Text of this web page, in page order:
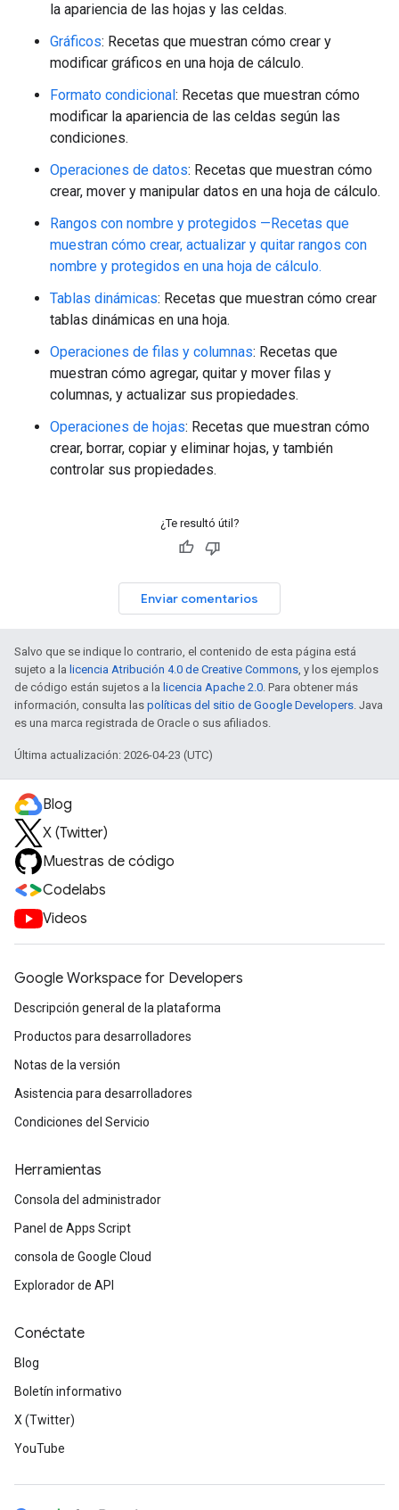
la apariencia de las hojas y las celdas.
Gráficos: Recetas que muestran cómo crear y
modificar gráficos en una hoja de cálculo.
Formato condicional: Recetas que muestran cómo
modificar la apariencia de las celdas según las
condiciones.
Operaciones de datos: Recetas que muestran cómo
crear, mover y manipular datos en una hoja de cálculo.
Rangos con nombre y protegidos —Recetas que
muestran cómo crear, actualizar y quitar rangos con
nombre y protegidos en una hoja de cálculo.
Tablas dinámicas: Recetas que muestran cómo crear
tablas dinámicas en una hoja.
Operaciones de filas y columnas: Recetas que
muestran cómo agregar, quitar y mover filas y
columnas, y actualizar sus propiedades.
Operaciones de hojas: Recetas que muestran cómo
crear, borrar, copiar y eliminar hojas, y también
controlar sus propiedades.
¿Te resultó útil?
Enviar comentarios
Salvo que se indique lo contrario, el contenido de esta página está
sujeto a la licencia Atribución 4.0 de Creative Commons, y los ejemplos
de código están sujetos a la licencia Apache 2.0. Para obtener más
información, consulta las políticas del sitio de Google Developers. Java
es una marca registrada de Oracle o sus afiliados.
Última actualización: 2026-04-23 (UTC)
Blog
X (Twitter)
Muestras de código
Codelabs
Videos
Google Workspace for Developers
Descripción general de la plataforma
Productos para desarrolladores
Notas de la versión
Asistencia para desarrolladores
Condiciones del Servicio
Herramientas
Consola del administrador
Panel de Apps Script
consola de Google Cloud
Explorador de API
Conéctate
Blog
Boletín informativo
X (Twitter)
YouTube